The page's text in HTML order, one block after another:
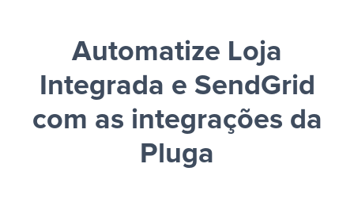
Automatize Loja
Integrada e SendGrid
com as integrações da
Pluga